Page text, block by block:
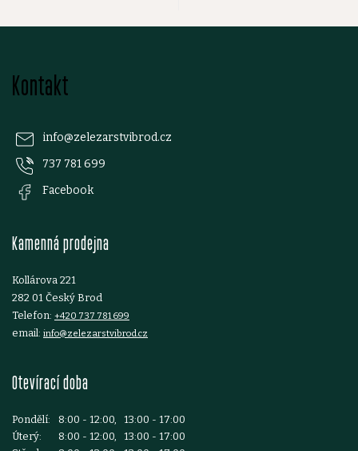
Kontakt
info@zelezarstvibrod.cz
737 781 699
Facebook
Kamenná prodejna
Kollárova 221
282 01 Český Brod
Telefon: +420 737 781 699
email: info@zelezarstvibrod.cz
Otevírací doba
Pondělí:
8:00 - 12:00, 13:00 - 17:00
Úterý:
8:00 - 12:00, 13:00 - 17:00